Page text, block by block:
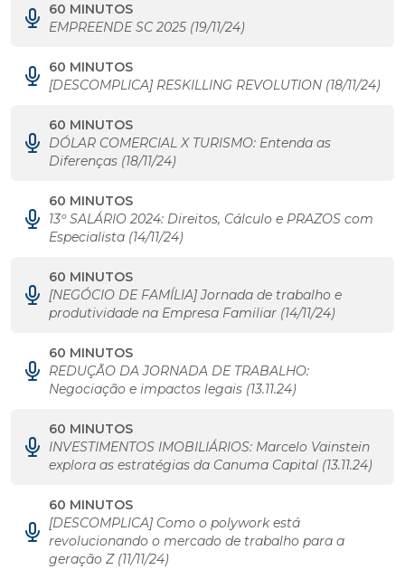
60 MINUTOS
EMPREENDE SC 2025 (19/11/24)
60 MINUTOS
[DESCOMPLICA] RESKILLING REVOLUTION (18/11/24)
60 MINUTOS
DÓLAR COMERCIAL X TURISMO: Entenda as
Diferenças (18/11/24)
60 MINUTOS
13º SALÁRIO 2024: Direitos, Cálculo e PRAZOS com
Especialista (14/11/24)
60 MINUTOS
[NEGÓCIO DE FAMÍLIA] Jornada de trabalho e
produtividade na Empresa Familiar (14/11/24)
60 MINUTOS
REDUÇÃO DA JORNADA DE TRABALHO:
Negociação e impactos legais (13.11.24)
60 MINUTOS
INVESTIMENTOS IMOBILIÁRIOS: Marcelo Vainstein
explora as estratégias da Canuma Capital (13.11.24)
60 MINUTOS
[DESCOMPLICA] Como o polywork está
revolucionando o mercado de trabalho para a
geração Z (11/11/24)